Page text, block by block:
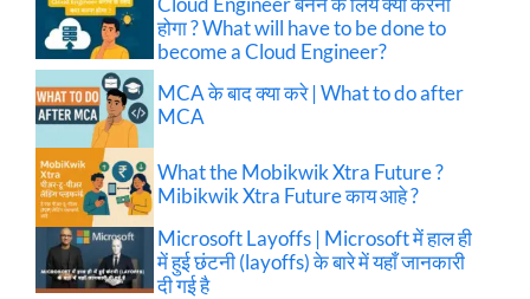
होगा ? What will have to be done to
become a Cloud Engineer?
MCA के बाद क्या करे | What to do after
MCA
What the Mobikwik Xtra Future ?
Mibikwik Xtra Future काय आहे ?
Microsoft Layoffs | Microsoft में हाल ही
में हुई छंटनी (layoffs) के बारे में यहाँ जानकारी
दी गई है